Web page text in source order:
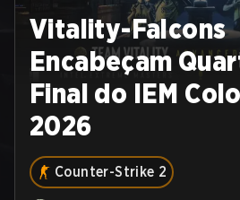
Vitality-Falcons
Encabeçam
Final do IEM
2026
Counter-Strike 2